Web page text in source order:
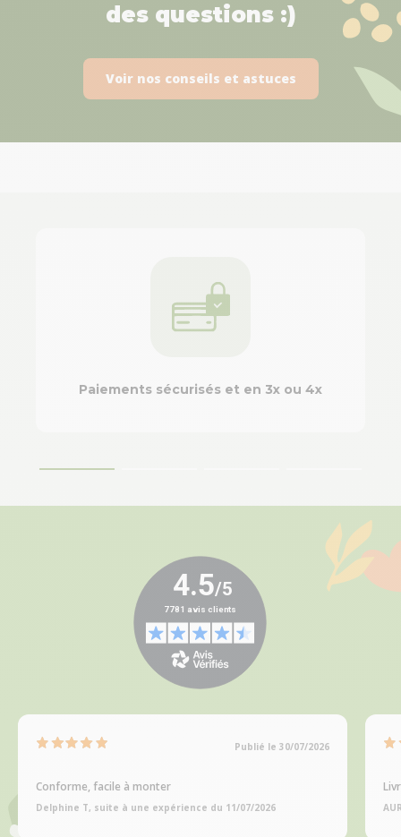
des questions :)
Voir nos conseils et astuces
Paiements sécurisés et en 3x ou 4x
Publié le 30/07/2026
Conforme, facile à monter
Delphine T, suite à une expérience du 11/07/2026